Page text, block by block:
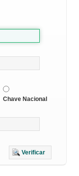
Chave Nacional
Verificar